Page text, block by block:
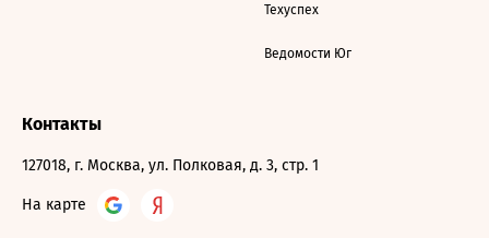
Техуспех
Ведомости Юг
Контакты
127018, г. Москва, ул. Полковая, д. 3, стр. 1
На карте